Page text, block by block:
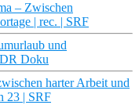
– Zwischen
| rec. | SRF
und
Doku
harter Arbeit und
23 | SRF